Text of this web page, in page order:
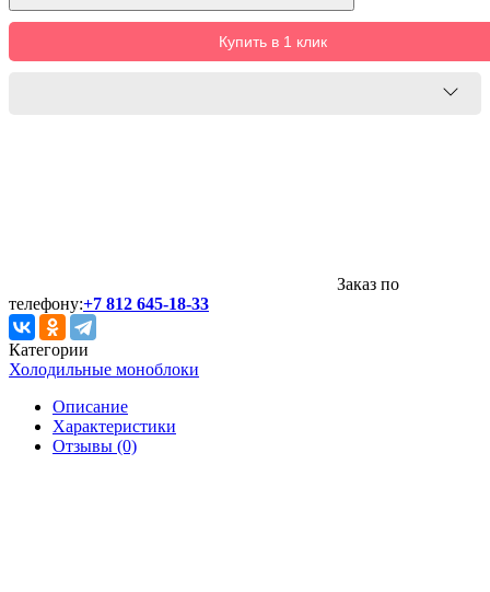
Купить в 1 клик
Заказ по
телефону:+7 812 645-18-33
Категории
Холодильные моноблоки
Описание
Характеристики
Отзывы (0)